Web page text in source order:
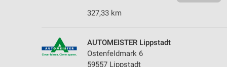
327,33 km
AUTOMEISTER Lippstadt
Ostenfeldmark 6
59557 Lippstadt
Funktional